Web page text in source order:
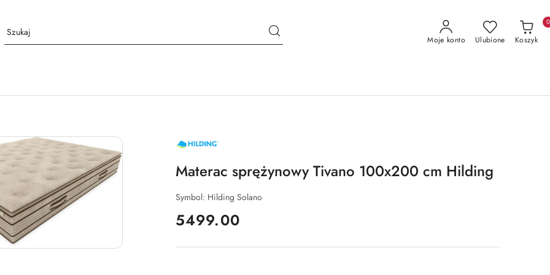
Moje konto Ulubione Koszyk
0
NAZWA
PRODUCENTA:
Materac sprężynowy Tivano 100x200 cm Hilding
Symbol: Hilding Solano
cena:
5499.00